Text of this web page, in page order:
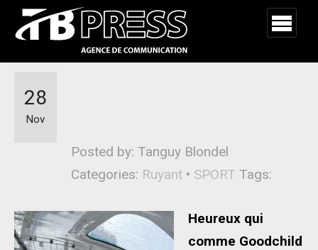
Posted by: Tanguy Blondel
Categories: Ruyant • SPORT Tags:
28
Nov
Heureux qui
comme Goodchild